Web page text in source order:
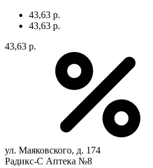
43,63 р.
43,63 р.
43,63 р.
ул. Маяковского, д. 174
Радикс-С Аптека №8